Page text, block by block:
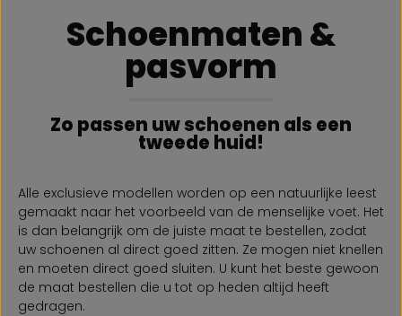
Schoenmaten &
pasvorm
Zo passen uw schoenen als een
tweede huid!
Alle exclusieve modellen worden op een natuurlijke leest
gemaakt naar het voorbeeld van de menselijke voet. Het
is dan belangrijk om de juiste maat te bestellen, zodat
uw schoenen al direct goed zitten. Ze mogen niet knellen
en moeten direct goed sluiten. U kunt het beste gewoon
de maat bestellen die u tot op heden altijd heeft
gedragen.